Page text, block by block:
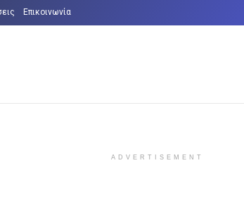
Επικοινωνία
ADVERTISEMENT